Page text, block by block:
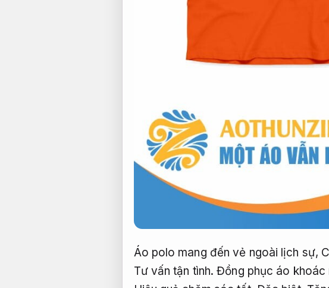
Áo polo mang đến vẻ ngoài lịch sự,
Tư vấn tận tình. Đồng phục áo khoác